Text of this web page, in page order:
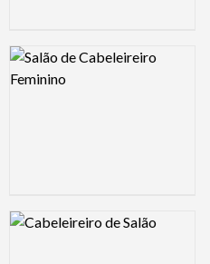
Logo Preview Image
Logo Preview Image